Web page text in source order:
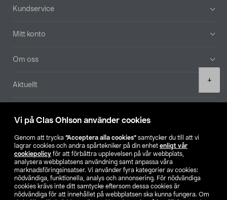
Vi på Clas Ohlson använder cookies
Genom att trycka ”Acceptera alla cookies” samtycker du till att vi
lagrar cookies och andra spårtekniker på din enhet enligt vår
cookiepolicy för att förbättra upplevelsen på vår webbplats,
analysera webbplatsens användning samt anpassa våra
marknadsföringsinsatser. Vi använder fyra kategorier av cookies:
nödvändiga, funktionella, analys och annonsering. För nödvändiga
cookies krävs inte ditt samtycke eftersom dessa cookies är
nödvändiga för att innehållet på webbplatsen ska kunna fungera. Om
+
Sidfot
Kundservice
Mitt konto
Om oss
Aktuellt
Hitta butik
SE NO FI